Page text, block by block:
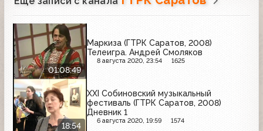
01:08:49
Маркиза (ГТРК Саратов, 2008)
Телеигра. Андрей Смоляков
8 августа 2020, 23:54 1625
18:54
XXI Собиновский музыкальный
фестиваль (ГТРК Саратов, 2008)
Дневник 1
6 августа 2020, 19:59 1574